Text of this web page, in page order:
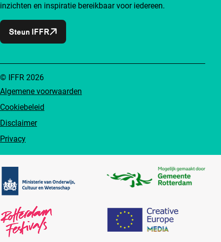
inzichten en inspiratie bereikbaar voor iedereen.
Steun IFFR
Algemene voorwaarden
Cookiebeleid
Disclaimer
Privacy
© IFFR 2026